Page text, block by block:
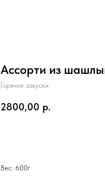
Ассорти из
Горячие закуски
2800,00 р.
Вес: 600г